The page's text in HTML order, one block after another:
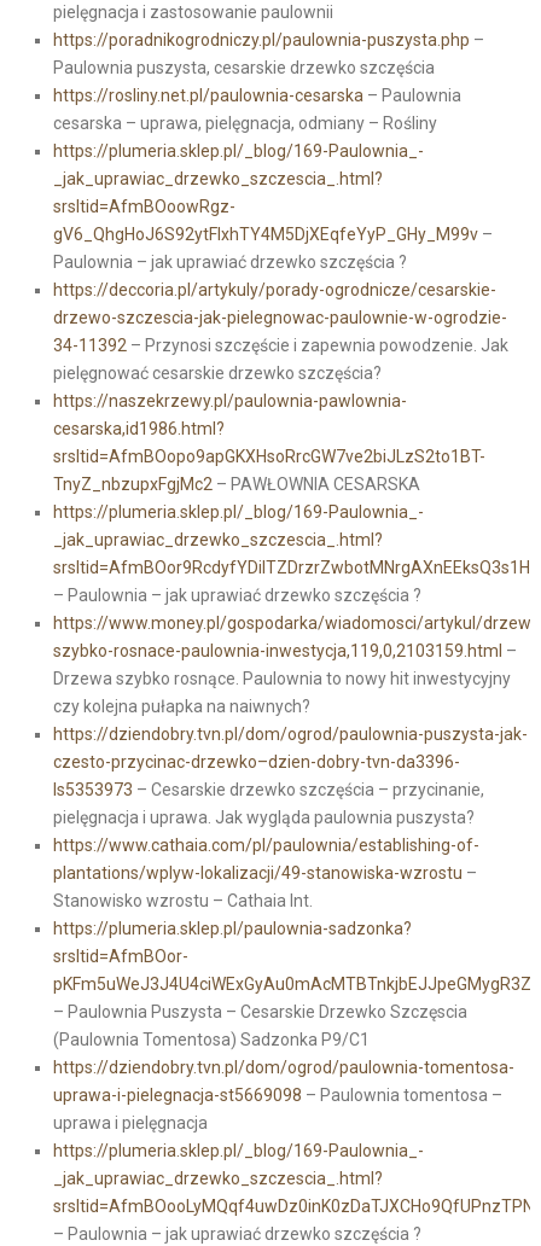
pielęgnacja i zastosowanie paulownii
https://poradnikogrodniczy.pl/paulownia-puszysta.php –
Paulownia puszysta, cesarskie drzewko szczęścia
https://rosliny.net.pl/paulownia-cesarska – Paulownia
cesarska – uprawa, pielęgnacja, odmiany – Rośliny
https://plumeria.sklep.pl/_blog/169-Paulownia_-
_jak_uprawiac_drzewko_szczescia_.html?
srsltid=AfmBOoowRgz-
gV6_QhgHoJ6S92ytFlxhTY4M5DjXEqfeYyP_GHy_M99v–
Paulownia – jak uprawiać drzewko szczęścia ?
https://deccoria.pl/artykuly/porady-ogrodnicze/cesarskie-
drzewo-szczescia-jak-pielegnowac-paulownie-w-ogrodzie-
34-11392 – Przynosi szczęście i zapewnia powodzenie. Jak
pielęgnować cesarskie drzewko szczęścia?
https://naszekrzewy.pl/paulownia-pawlownia-
cesarska,id1986.html?
srsltid=AfmBOopo9apGKXHsoRrcGW7ve2biJLzS2to1BT-
TnyZ_nbzupxFgjMc2 – PAWŁOWNIA CESARSKA
https://plumeria.sklep.pl/_blog/169-Paulownia_-
_jak_uprawiac_drzewko_szczescia_.html?
– Paulownia – jak uprawiać drzewko szczęścia ?
https://www.money.pl/gospodarka/wiadomosci/artykul/
szybko-rosnace-paulownia-inwestycja,119,0,2103159.html –
Drzewa szybko rosnące. Paulownia to nowy hit inwestycyjny
czy kolejna pułapka na naiwnych?
https://dziendobry.tvn.pl/dom/ogrod/paulownia-puszysta-jak-
czesto-przycinac-drzewko–dzien-dobry-tvn-da3396-
ls5353973 – Cesarskie drzewko szczęścia – przycinanie,
pielęgnacja i uprawa. Jak wygląda paulownia puszysta?
https://www.cathaia.com/pl/paulownia/establishing-of-
plantations/wplyw-lokalizacji/49-stanowiska-wzrostu –
Stanowisko wzrostu – Cathaia Int.
https://plumeria.sklep.pl/paulownia-sadzonka?
srsltid=AfmBOor-
pKFm5uWeJ3J4U4ciWExGyAu0mAcMTBTnkjbEJJpeGMygR3Z0
– Paulownia Puszysta – Cesarskie Drzewko Szczęscia
(Paulownia Tomentosa) Sadzonka P9/C1
https://dziendobry.tvn.pl/dom/ogrod/paulownia-tomentosa-
uprawa-i-pielegnacja-st5669098 – Paulownia tomentosa –
uprawa i pielęgnacja
https://plumeria.sklep.pl/_blog/169-Paulownia_-
_jak_uprawiac_drzewko_szczescia_.html?
– Paulownia – jak uprawiać drzewko szczęścia ?